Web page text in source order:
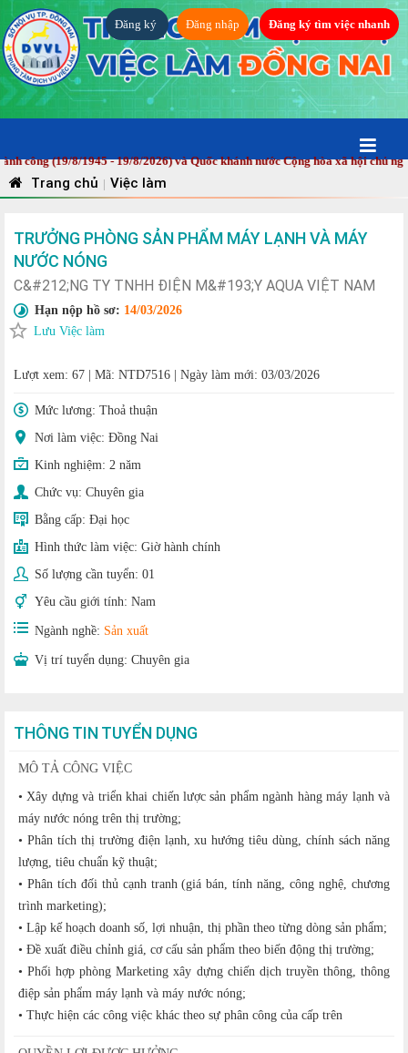
Đăng ký Đăng nhập Đăng ký tìm việc nhanh
(19/8/1945 - 19/8/2026) và Quốc khánh nước Cộng hòa xã hội chủ
Trang chủ | Việc làm
TRƯỞNG PHÒNG SẢN PHẨM MÁY LẠNH VÀ MÁY
NƯỚC NÓNG
C&#212;NG TY TNHH ĐIỆN M&#193;Y AQUA VIỆT NAM
Hạn nộp hồ sơ: 14/03/2026
Lưu Việc làm
Lượt xem: 67 Mã: NTD7516 Ngày làm mới: 03/03/2026
Mức lương: Thoả thuận
Nơi làm việc: Đồng Nai
Kinh nghiệm: 2 năm
Chức vụ: Chuyên gia
Bằng cấp: Đại học
Hình thức làm việc: Giờ hành chính
Số lượng cần tuyển: 01
Yêu cầu giới tính: Nam
Ngành nghề: Sản xuất
Vị trí tuyển dụng: Chuyên gia
THÔNG TIN TUYỂN DỤNG
MÔ TẢ CÔNG VIỆC
• Xây dựng và triển khai chiến lược sản phẩm ngành hàng máy lạnh và
máy nước nóng trên thị trường;
• Phân tích thị trường điện lạnh, xu hướng tiêu dùng, chính sách năng
lượng, tiêu chuẩn kỹ thuật;
• Phân tích đối thủ cạnh tranh (giá bán, tính năng, công nghệ, chương
trình marketing);
• Lập kế hoạch doanh số, lợi nhuận, thị phần theo từng dòng sản phẩm;
• Đề xuất điều chỉnh giá, cơ cấu sản phẩm theo biến động thị trường;
• Phối hợp phòng Marketing xây dựng chiến dịch truyền thông, thông
điệp sản phẩm máy lạnh và máy nước nóng;
• Thực hiện các công việc khác theo sự phân công của cấp trên